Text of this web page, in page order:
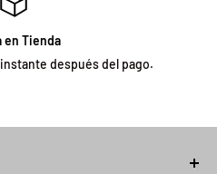
en Tienda
después del pago.